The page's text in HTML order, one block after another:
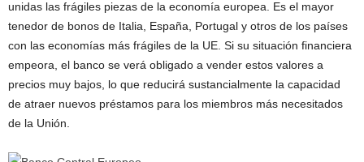
unidas las frágiles piezas de la economía europea. Es el mayor
tenedor de bonos de Italia, España, Portugal y otros de los países
con las economías más frágiles de la UE. Si su situación financiera
empeora, el banco se verá obligado a vender estos valores a
precios muy bajos, lo que reducirá sustancialmente la capacidad
de atraer nuevos préstamos para los miembros más necesitados
de la Unión.